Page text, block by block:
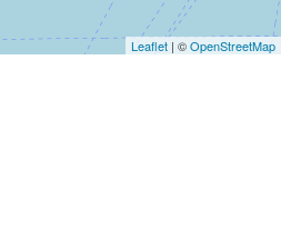
Leaflet | ©OpenStreetMap